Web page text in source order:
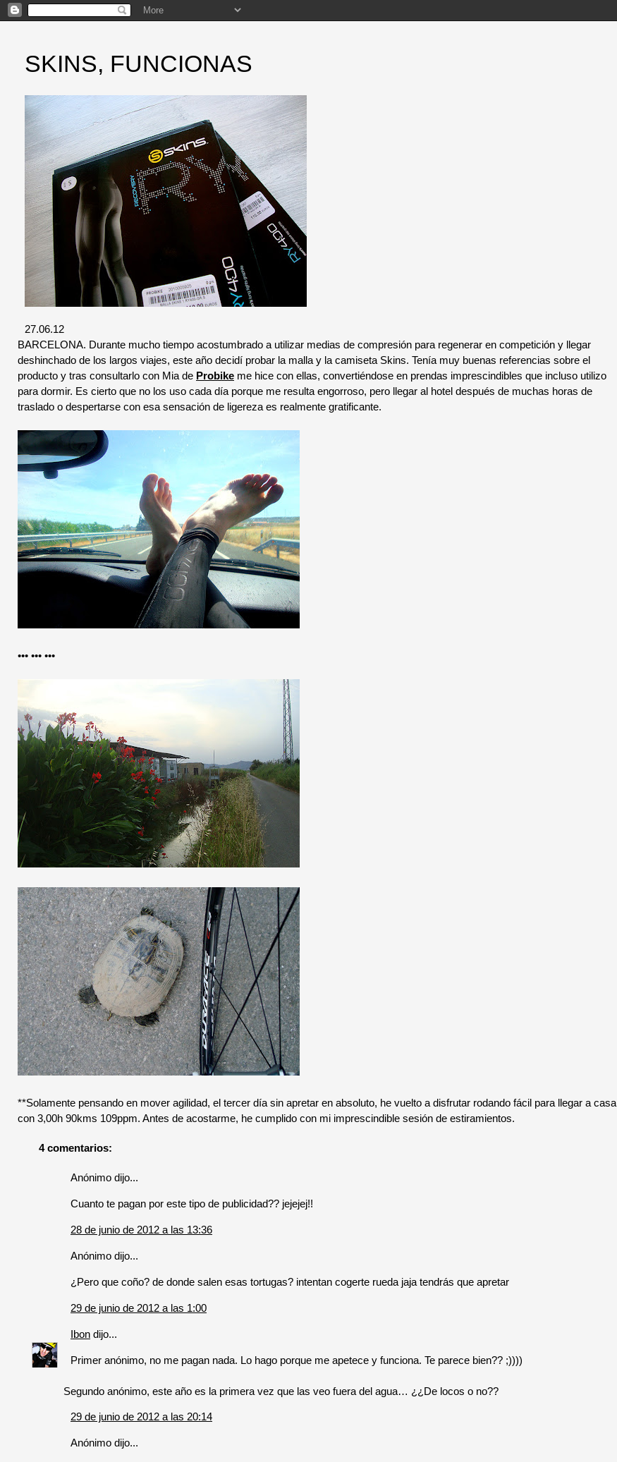
SKINS, FUNCIONAS
27.06.12
BARCELONA. Durante mucho tiempo acostumbrado a utilizar medias de compresión para regenerar en competición y llegar
deshinchado de los largos viajes, este año decidí probar la malla y la camiseta Skins. Tenía muy buenas referencias sobre el
producto y tras consultarlo con Mia de Probike me hice con ellas, convertiéndose en prendas imprescindibles que incluso utilizo
para dormir. Es cierto que no los uso cada día porque me resulta engorroso, pero llegar al hotel después de muchas horas de
traslado o despertarse con esa sensación de ligereza es realmente gratificante.
••• ••• •••
**Solamente pensando en mover agilidad, el tercer día sin apretar en absoluto, he vuelto a disfrutar rodando fácil para llegar a casa
con 3,00h 90kms 109ppm. Antes de acostarme, he cumplido con mi imprescindible sesión de estiramientos.
4 comentarios:
Anónimo dijo...
Cuanto te pagan por este tipo de publicidad?? jejejej!!
28 de junio de 2012 a las 13:36
Anónimo dijo...
¿Pero que coño? de donde salen esas tortugas? intentan cogerte rueda jaja tendrás que apretar
29 de junio de 2012 a las 1:00
Ibon dijo...
Primer anónimo, no me pagan nada. Lo hago porque me apetece y funciona. Te parece bien?? ;))))
Segundo anónimo, este año es la primera vez que las veo fuera del agua… ¿¿De locos o no??
29 de junio de 2012 a las 20:14
Anónimo dijo...